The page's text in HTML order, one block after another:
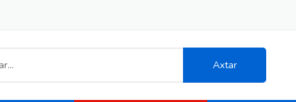
Axtar